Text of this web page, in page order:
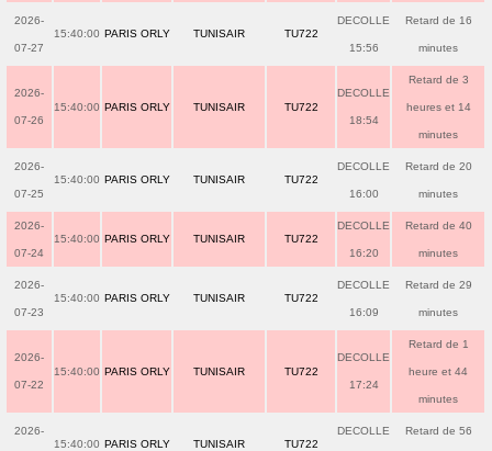
2026-
07-27
15:40:00 PARIS ORLY TUNISAIR TU722
DECOLLE
15:56
Retard de 16
minutes
2026-
07-26
15:40:00 PARIS ORLY TUNISAIR TU722
DECOLLE
18:54
Retard de 3
heures et 14
minutes
2026-
07-25
15:40:00 PARIS ORLY TUNISAIR TU722
DECOLLE
16:00
Retard de 20
minutes
2026-
07-24
15:40:00 PARIS ORLY TUNISAIR TU722
DECOLLE
16:20
Retard de 40
minutes
2026-
07-23
15:40:00 PARIS ORLY TUNISAIR TU722
DECOLLE
16:09
Retard de 29
minutes
2026-
07-22
15:40:00 PARIS ORLY TUNISAIR TU722
DECOLLE
17:24
Retard de 1
heure et 44
minutes
2026-
15:40:00 PARIS ORLY TUNISAIR TU722
DECOLLE Retard de 56